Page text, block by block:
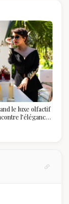
le luxe olfactif
l’élégance